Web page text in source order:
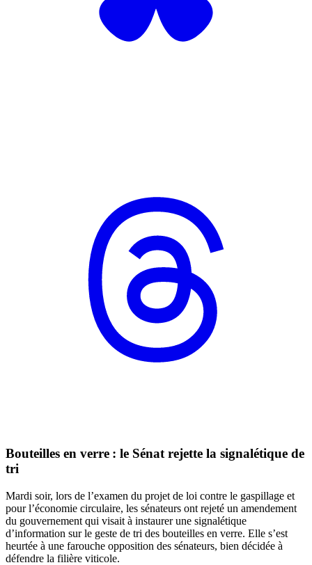
Bouteilles en verre : le Sénat rejette la signalétique de
tri
Mardi soir, lors de l’examen du projet de loi contre le gaspillage et
pour l’économie circulaire, les sénateurs ont rejeté un amendement
du gouvernement qui visait à instaurer une signalétique
d’information sur le geste de tri des bouteilles en verre. Elle s’est
heurtée à une farouche opposition des sénateurs, bien décidée à
défendre la filière viticole.